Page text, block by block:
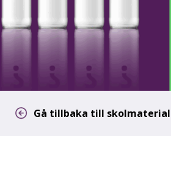
Gå tillbaka till skolmaterial